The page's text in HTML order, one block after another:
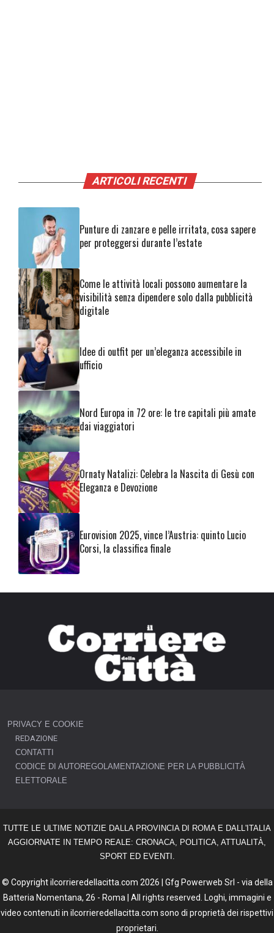
ARTICOLI RECENTI
Punture di zanzare e pelle irritata, cosa sapere
per proteggersi durante l’estate
Come le attività locali possono aumentare la
visibilità senza dipendere solo dalla pubblicità
digitale
Idee di outfit per un’eleganza accessibile in
ufficio
Nord Europa in 72 ore: le tre capitali più amate
dai viaggiatori
Ornaty Natalizi: Celebra la Nascita di Gesù con
Eleganza e Devozione
Eurovision 2025, vince l’Austria: quinto Lucio
Corsi, la classifica finale
PRIVACY E COOKIE
REDAZIONE
CONTATTI
CODICE DI AUTOREGOLAMENTAZIONE PER LA PUBBLICITÀ
ELETTORALE
TUTTE LE ULTIME NOTIZIE DALLA PROVINCIA DI ROMA E DALL'ITALIA
AGGIORNATE IN TEMPO REALE: CRONACA, POLITICA, ATTUALITÀ,
SPORT ED EVENTI.
© Copyright ilcorrieredellacitta.com 2026 | Gfg Powerweb Srl - via della
Batteria Nomentana, 26 - Roma | All rights reserved. Loghi, immagini e
video contenuti in ilcorrieredellacitta.com sono di proprietà dei rispettivi
proprietari.